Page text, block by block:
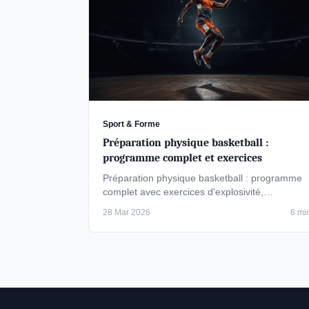
Sport & Forme
Préparation physique basketball :
programme complet et exercices
Préparation physique basketball : programme
complet avec exercices d'explosivité,
le …
28 Mar 2026 6